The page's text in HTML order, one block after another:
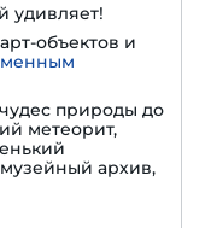
удивляет!
объектов и
природы до
метеорит,
архив,